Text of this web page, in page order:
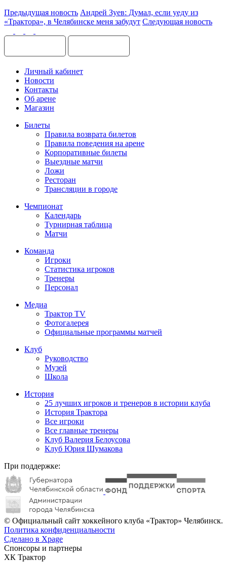
Предыдущая новость Андрей Зуев: Думал, если уеду из
«Трактора», в Челябинске меня забудут Следующая новость
Личный кабинет
Новости
Контакты
Об арене
Магазин
Билеты
Правила возврата билетов
Правила поведения на арене
Корпоративные билеты
Выездные матчи
Ложи
Ресторан
Трансляции в городе
Чемпионат
Календарь
Турнирная таблица
Матчи
Команда
Игроки
Статистика игроков
Тренеры
Персонал
Медиа
Трактор TV
Фотогалерея
Официальные программы матчей
Клуб
Руководство
Музей
Школа
История
25 лучших игроков и тренеров в истории клуба
История Трактора
Все игроки
Все главные тренеры
Клуб Валерия Белоусова
Клуб Юрия Шумакова
При поддержке:
© Официальный сайт хоккейного клуба «Трактор» Челябинск.
Политика конфиденциальности
Сделано в Xpage
Спонсоры и партнеры
ХК Трактор